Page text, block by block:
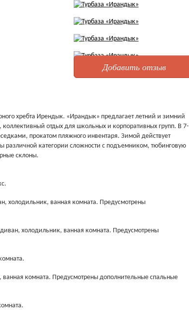
Добавить отзыв
хребта Ирендык. «Ирандык» предлагает летний и зимний
отдых для школьных и корпоративных групп. В 7-
прокатом пляжного инвентаря. Зимой действует
категории сложности с подъемником, тюбинговую
склоны.
холодильник, ванная комната. Предусмотрены
холодильник, ванная комната. Предусмотрены
комната. Предусмотрены дополнительные спальные